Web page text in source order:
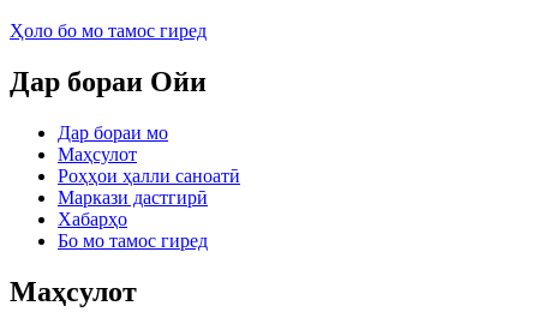
Ҳоло бо мо тамос гиред
Дар бораи Ойи
Дар бораи мо
Маҳсулот
Роҳҳои ҳалли саноатӣ
Маркази дастгирӣ
Хабарҳо
Бо мо тамос гиред
Маҳсулот